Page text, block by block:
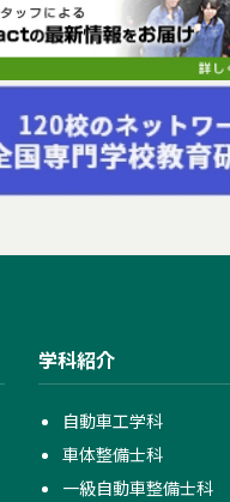
学科紹介
自動車工学科
車体整備士科
一級自動車整備士科